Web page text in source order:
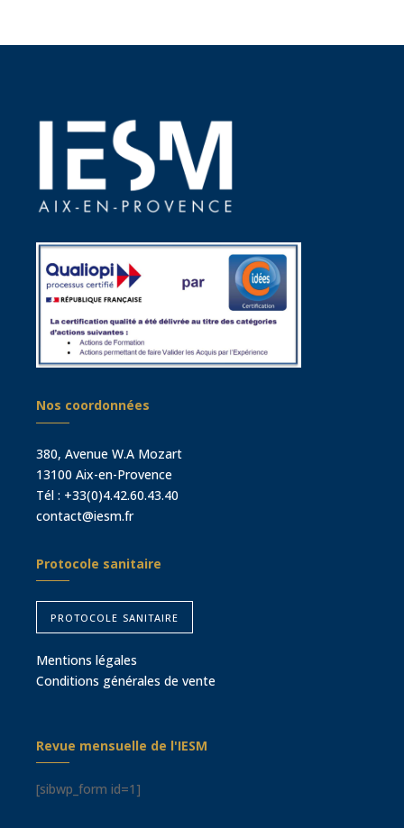
Nos coordonnées
380, Avenue W.A Mozart
13100 Aix-en-Provence
Tél : +33(0)4.42.60.43.40
contact@iesm.fr
Protocole sanitaire
protocole sanitaire
Mentions légales
Conditions générales de vente
Revue mensuelle de l'IESM
[sibwp_form id=1]